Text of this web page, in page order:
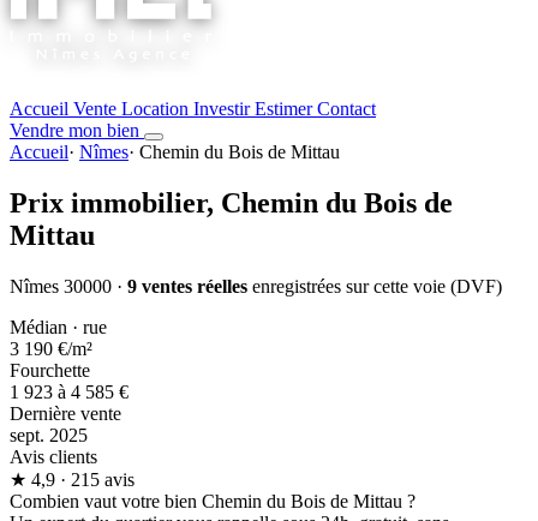
Accueil Vente Location InvestirEstimerContact
Vendre mon bien
Accueil· Nîmes· Chemin du Bois de Mittau
Prix immobilier, Chemin du Bois de
Mittau
Nîmes 30000 · 9 ventes réelles enregistrées sur cette voie (DVF)
Médian · rue
3 190 €/m²
Fourchette
1 923 à 4 585 €
Dernière vente
sept. 2025
Avis clients
★ 4,9 · 215 avis
Combien vaut votre bien Chemin du Bois de Mittau ?